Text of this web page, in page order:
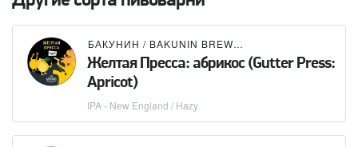
БАКУНИН / BAKUNIN BREWING CO.
Желтая Пресса: абрикос (Gutter Press:
Apricot)
IPA - New England / Hazy